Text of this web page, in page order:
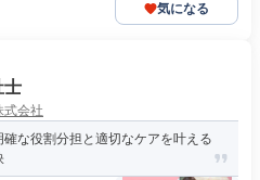
気になる
士
式会社
な役割分担と適切なケアを叶える